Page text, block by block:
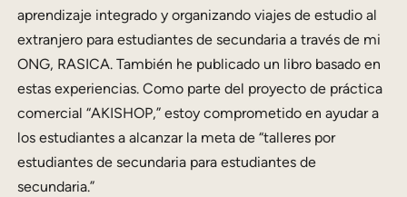
aprendizaje integrado y organizando viajes de estudio al
extranjero para estudiantes de secundaria a través de mi
ONG, RASICA. También he publicado un libro basado en
estas experiencias. Como parte del proyecto de práctica
comercial “AKISHOP,” estoy comprometido en ayudar a
los estudiantes a alcanzar la meta de “talleres por
estudiantes de secundaria para estudiantes de
secundaria.”